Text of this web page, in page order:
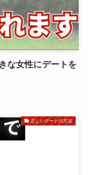
な女性にデートを
正しいデートの方法